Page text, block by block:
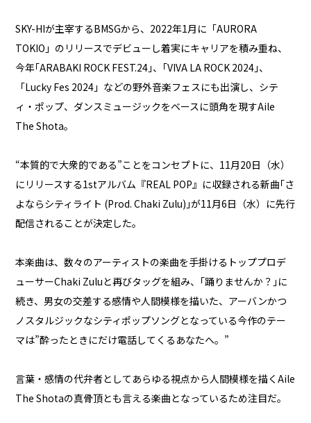
SKY-HIが主宰するBMSGから、2022年1月に「AURORA
TOKIO」のリリースでデビューし着実にキャリアを積み重ね、
今年｢ARABAKI ROCK FEST.24｣、｢VIVA LA ROCK 2024｣、
「Lucky Fes 2024」などの野外音楽フェスにも出演し、シテ
ィ・ポップ、ダンスミュージックをベースに頭角を現すAile
The Shota。
“本質的で大衆的である”ことをコンセプトに、11月20日（水）
にリリースする1stアルバム『REAL POP』に収録される新曲｢さ
よならシティライト (Prod. Chaki Zulu)｣が11月6日（水）に先行
配信されることが決定した。
本楽曲は、数々のアーティストの楽曲を手掛けるトッププロデ
ューサーChaki Zuluと再びタッグを組み、｢踊りませんか？｣に
続き、男女の交差する感情や人間模様を描いた、アーバンかつ
ノスタルジックなシティポップソングとなっている今作のテー
マは”酔ったときにだけ電話してくるあなたへ。”
言葉・感情の代弁者としてあらゆる視点から人間模様を描くAile
The Shotaの真骨頂とも言える楽曲となっているため注目だ。